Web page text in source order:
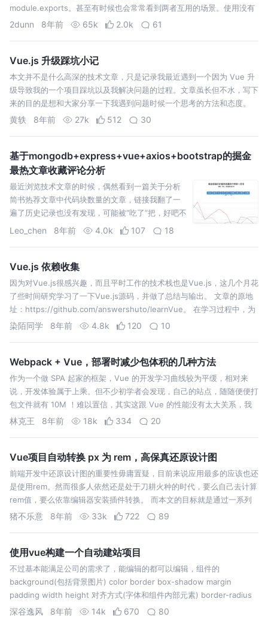
module.exports。甚至有时候也会常常看到两者互用的场景。使用没有
问题，但其中的关联与区别不得其解，使用起…
2dunn 8年前 65k 2.0k 61
Vue.js 升级踩坑小记
本文并不是什么高深的技术文章，只是记录我最近遇到一个因为 Vue 升
级导致我的一个项目踩坑以及我解决问题的过程。文章虽长但不水，写下
来的目的是想和大家分享一下我遇到问题时候一个思考的方法和态度。
先看现象：同学们写的代码在 iOS 微信浏览器下不能播放，PC 是可以
黄轶 8年前 27k 512 30
基于mongodb+express+vue+axios+bootstrap的掘金
最热文章收藏评论分析
最近浏览技术文章的时候，偶然看到一篇关于分析
简书热荐文章中代码块数量的文章，链接我翻了一
遍了历史记录也没有发现，可能被“吃了”把，好吧不
管他的文章在哪了。看了那边文章后，我对掘金的
马…
Leo_chen 8年前 4.0k 107 18
Vue.js 依赖收集
因为对Vue.js很感兴趣，而且平时工作的技术栈也是Vue.js，这几个月花
了些时间研究学习了一下Vue.js源码，并做了总结与输出。 文章的原地
址：https://github.com/answershuto/learnVue。 在学习过程中，为
Vue加上了中文的注释http…
染陌同学 8年前 4.8k 120 10
Webpack + Vue，部署时减少包体积的几种方法
作为一个做 SPA 起家的框架，Vue 的开发学习曲线较为平缓，相对来
说，开发体验属于上乘。但不少初学者会发现，自己的站点，随随便便打
包文件就有 10M ！难以置信，其实这跟 Vue 的性能没有太大关系，我
们可以通过配置文件来大大改善这一情况。 它的作用是实现延迟加载，
林克王 8年前 18k 334 20
Vue项目自动转换 px 为 rem，高保真还原设计图
前端开发中还原设计图的重要性毋庸置疑，目前来说应用最多的应该也还
是使用rem。然而很多人依然还是处于刀耕火种的时代，要么自己去计算
rem值，要么依靠编辑器安装插件转换。 而本文的目标就是通过一系列
的配置后，在开发中可以直接使用设计图的尺寸开发，项目为我们自动编
猪不乐意 8年前 33k 722 89
使用vue构建一个自动建站项目
不过基本能满足公司的需求了，能编辑的都可以编辑，组件的
background(包括背景图片) color border box-shadow margin
padding width height 对齐方式(字体和组件内部元素) border-radius
font(font-s…
深谷逸风 8年前 14k 670 80